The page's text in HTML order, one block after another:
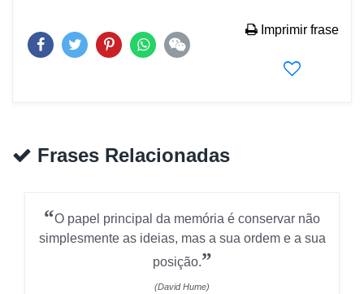
Imprimir frase
Frases Relacionadas
“O papel principal da memória é conservar não
simplesmente as ideias, mas a sua ordem e a sua
posição.”
(David Hume)